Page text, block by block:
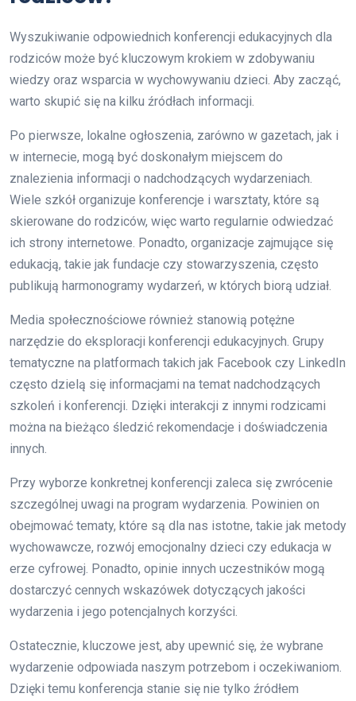
Wyszukiwanie odpowiednich konferencji edukacyjnych dla
rodziców może być kluczowym krokiem w zdobywaniu
wiedzy oraz wsparcia w wychowywaniu dzieci. Aby zacząć,
warto skupić się na kilku źródłach informacji.
Po pierwsze, lokalne ogłoszenia, zarówno w gazetach, jak i
w internecie, mogą być doskonałym miejscem do
znalezienia informacji o nadchodzących wydarzeniach.
Wiele szkół organizuje konferencje i warsztaty, które są
skierowane do rodziców, więc warto regularnie odwiedzać
ich strony internetowe. Ponadto, organizacje zajmujące się
edukacją, takie jak fundacje czy stowarzyszenia, często
publikują harmonogramy wydarzeń, w których biorą udział.
Media społecznościowe również stanowią potężne
narzędzie do eksploracji konferencji edukacyjnych. Grupy
tematyczne na platformach takich jak Facebook czy LinkedIn
często dzielą się informacjami na temat nadchodzących
szkoleń i konferencji. Dzięki interakcji z innymi rodzicami
można na bieżąco śledzić rekomendacje i doświadczenia
innych.
Przy wyborze konkretnej konferencji zaleca się zwrócenie
szczególnej uwagi na program wydarzenia. Powinien on
obejmować tematy, które są dla nas istotne, takie jak metody
wychowawcze, rozwój emocjonalny dzieci czy edukacja w
erze cyfrowej. Ponadto, opinie innych uczestników mogą
dostarczyć cennych wskazówek dotyczących jakości
wydarzenia i jego potencjalnych korzyści.
Ostatecznie, kluczowe jest, aby upewnić się, że wybrane
wydarzenie odpowiada naszym potrzebom i oczekiwaniom.
Dzięki temu konferencja stanie się nie tylko źródłem